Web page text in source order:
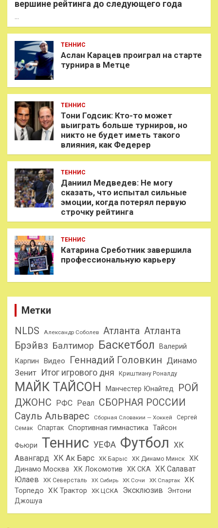
вершине рейтинга до следующего года
…
ТЕННИС
Аслан Карацев проиграл на старте
турнира в Метце
ТЕННИС
Тони Годсик: Кто-то может
выиграть больше турниров, но
никто не будет иметь такого
влияния, как Федерер
ТЕННИС
Даниил Медведев: Не могу
сказать, что испытал сильные
эмоции, когда потерял первую
строчку рейтинга
ТЕННИС
Катарина Среботник завершила
профессиональную карьеру
Метки
NLDS
Александр Соболев Атланта Атланта
Брэйвз Балтимор Баскетбол
Валерий
Карпин
Видео Геннадий Головкин Динамо
Зенит Итог игрового дня Криштиану Роналду
МАЙК ТАЙСОН Манчестер Юнайтед
РОЙ
ДЖОНС
РФС Реал СБОРНАЯ РОССИИ
Сауль Альварес Сборная Словакии — Хоккей
Сергей
Семак Спартак Спортивная гимнастика Тайсон
Фьюри Теннис УЕФА Футбол ХК
Авангард ХК Ак Барс ХК Барыс ХК Динамо Минск ХК
Динамо Москва ХК Локомотив ХК СКА ХК Салават
Юлаев
ХК Северсталь ХК Сибирь ХК Сочи ХК Спартак
ХК
Торпедо ХК Трактор ХК ЦСКА Эксклюзив
Энтони
Джошуа